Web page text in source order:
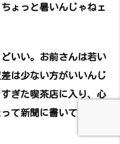
ょっと暑いんじゃねェ
いい。お前さんは若い
は少ない方がいいんじ
ぎた喫茶店に入り、心
て新聞に書いてあった